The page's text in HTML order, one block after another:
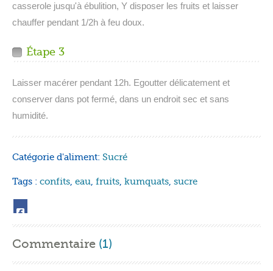
casserole jusqu'à ébulition, Y disposer les fruits et laisser
chauffer pendant 1/2h à feu doux.
Étape 3
Laisser macérer pendant 12h. Egoutter délicatement et
conserver dans pot fermé, dans un endroit sec et sans
humidité.
Catégorie d'aliment: Sucré
Tags : confits, eau, fruits, kumquats, sucre
Commentaire (1)